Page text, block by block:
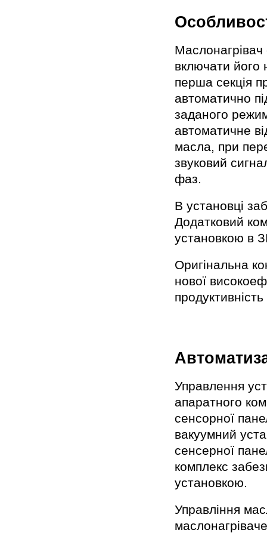
включати його
перша секція
автоматично
заданого
автоматичне
масла, при
звуковий
фаз.
В установці
Додатковий
установкою в
Оригінальна
нової
Управлення
апаратного
сенсорної
вакуумний
сенсерної
комплекс
установкою.
Управління